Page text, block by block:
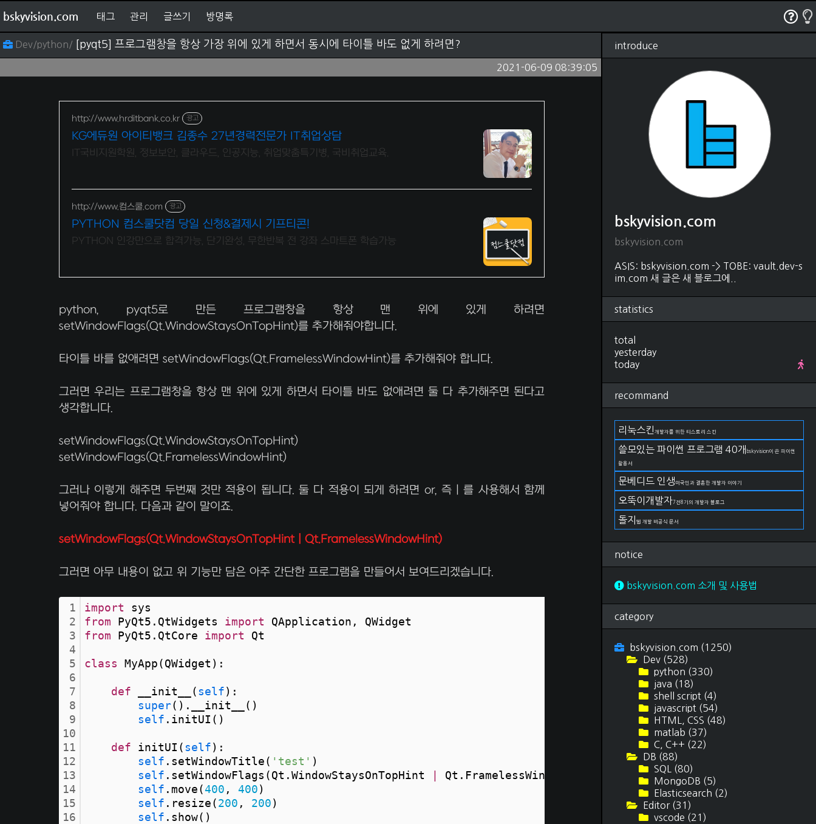
bskyvision.com 태그 관리 글쓰기 방명록
Dev/python/ [pyqt5] 프로그램창을 항상 가장 위에 있게 하면서 동시에 타이틀 바도 없게 하려면?
2021-06-09 08:39:05
http://www.hrditbank.co.kr 광고
KG에듀원 아이티뱅크 김종수 27년경력전문가 IT취업상담
IT국비지원학원, 정보보안, 클라우드, 인공지능, 취업맞춤특기병, 국비취업교육.
http://www.컴스쿨.com 광고
PYTHON 컴스쿨닷컴 당일 신청&결제시 기프티콘!
PYTHON 인강만으로 합격가능, 단기완성, 무한반복 전 강좌 스마트폰 학습가능
python, pyqt5로 만든 프로그램창을 항상 맨 위에 있게 하려면
setWindowFlags(Qt.WindowStaysOnTopHint)를 추가해줘야합니다.
타이틀 바를 없애려면 setWindowFlags(Qt.FramelessWindowHint)를 추가해줘야 합니다.
그러면 우리는 프로그램창을 항상 맨 위에 있게 하면서 타이틀 바도 없애려면 둘 다 추가해주면 된다고
생각합니다.
setWindowFlags(Qt.WindowStaysOnTopHint)
setWindowFlags(Qt.FramelessWindowHint)
그러나 이렇게 해주면 두번째 것만 적용이 됩니다. 둘 다 적용이 되게 하려면 or, 즉 | 를 사용해서 함께
넣어줘야 합니다. 다음과 같이 말이죠.
setWindowFlags(Qt.WindowStaysOnTopHint | Qt.FramelessWindowHint)
그러면 아무 내용이 없고 위 기능만 담은 아주 간단한 프로그램을 만들어서 보여드리겠습니다.
1
2
3
4
5
6
7
8
9
10
11
12
13
14
15
16
import sys
from PyQt5.QtWidgets import QApplication, QWidget
from PyQt5.QtCore import Qt
class MyApp(QWidget):
def __init__(self):
super().__init__()
self .initUI()
def initUI(self):
self .setWindowTitle( 'test' )
self .setWindowFlags(Qt.WindowStaysOnTopHint
Qt.FramelessWindowHint)
self .move(400 , 400)
self .resize(200 , 200)
self .show()
introduce
bskyvision.com
bskyvision.com
ASIS: bskyvision.com -> TOBE: vault.dev-s
im.com 새 글은 새 블로그에..
statistics
total
yesterday
today
recommand
리눅스킨 개발자를 위한 티스토리 스킨
쓸모있는 파이썬 프로그램 40개 bskyvision이 쓴 파이썬
활용서
문베디드 인생 미국인과 결혼한 개발자 이야기
오뚝이개발자7전8기의 개발자 블로그
돌지 웹 개발 비공식 문서
notice
bskyvision.com 소개 및 사용법
category
bskyvision.com (1250)
Dev (528)
python (330)
java (18)
shell script (4)
javascript (54)
HTML, CSS (48)
matlab (37)
C, C++ (22)
DB (88)
SQL (80)
MongoDB (5)
Elasticsearch (2)
Editor (31)
vscode (21)
RSS
bskyvision.com(1250)
(528)
python(330)
java
(4)
matlab
C, C++(22)
(88)
(80)
Elasticsearch
vscode
vim(9)
Research(280)
야구
언어
DevOps
docker
kubernetes(2)
AWS(17)
OS(82)
Linux(38)
Windows(23)
MacOS(21)
Life(174)
문서 작업 (12)